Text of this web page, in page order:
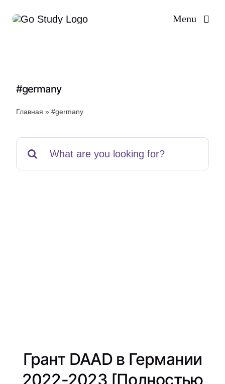
Menu
#germany
Главная » #germany
for:
Грант DAAD в Германии
2022-2023 [Полностью